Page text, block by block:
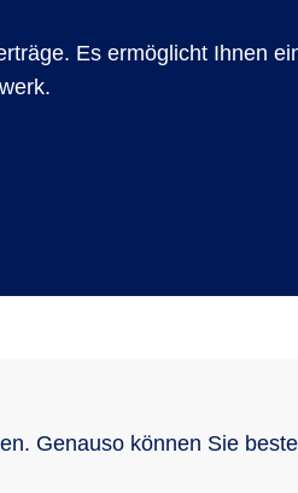
Es ermöglicht Ihnen
Genauso können Sie